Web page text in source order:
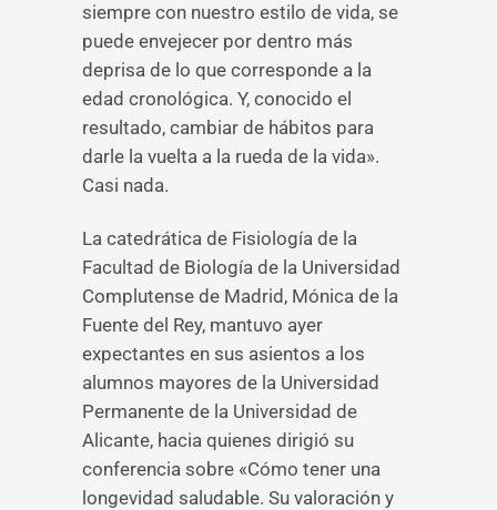
siempre con nuestro estilo de vida, se
puede envejecer por dentro más
deprisa de lo que corresponde a la
edad cronológica. Y, conocido el
resultado, cambiar de hábitos para
darle la vuelta a la rueda de la vida».
Casi nada.
La catedrática de Fisiología de la
Facultad de Biología de la Universidad
Complutense de Madrid, Mónica de la
Fuente del Rey, mantuvo ayer
expectantes en sus asientos a los
alumnos mayores de la Universidad
Permanente de la Universidad de
Alicante, hacia quienes dirigió su
conferencia sobre «Cómo tener una
longevidad saludable. Su valoración y